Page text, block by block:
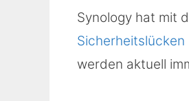
Synology hat mit
werden aktuell